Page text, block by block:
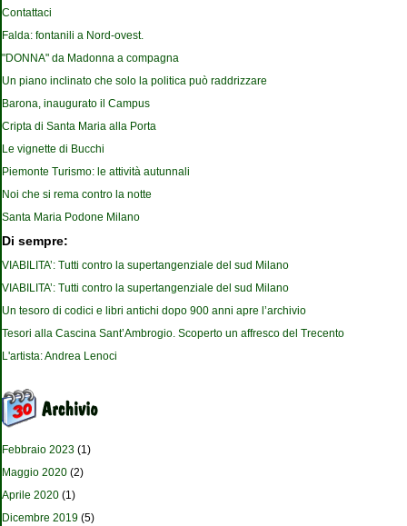
Contattaci
Falda: fontanili a Nord-ovest.
"DONNA" da Madonna a compagna
Un piano inclinato che solo la politica può raddrizzare
Barona, inaugurato il Campus
Cripta di Santa Maria alla Porta
Le vignette di Bucchi
Piemonte Turismo: le attività autunnali
Noi che si rema contro la notte
Santa Maria Podone Milano
Di sempre:
VIABILITA’: Tutti contro la supertangenziale del sud Milano
VIABILITA’: Tutti contro la supertangenziale del sud Milano
Un tesoro di codici e libri antichi dopo 900 anni apre l’archivio
Tesori alla Cascina Sant’Ambrogio. Scoperto un affresco del Trecento
L'artista: Andrea Lenoci
Febbraio 2023 (1)
Maggio 2020 (2)
Aprile 2020 (1)
Dicembre 2019 (5)